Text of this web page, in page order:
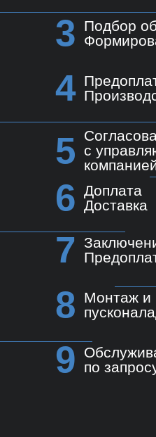
3
4
5
6
7
8
9
Подбор
с
Доплата
Доставка
Монтаж и
по